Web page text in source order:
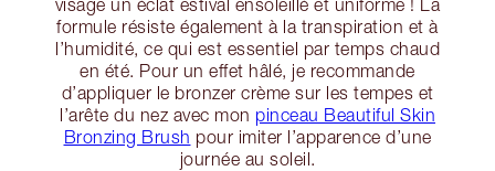
visage un éclat estival ensoleillé et uniforme ! La
formule résiste également à la transpiration et à
l’humidité, ce qui est essentiel par temps chaud
en été. Pour un effet hâlé, je recommande
d’appliquer le bronzer crème sur les tempes et
l’arête du nez avec mon pinceau Beautiful Skin
Bronzing Brush pour imiter l’apparence d’une
journée au soleil.